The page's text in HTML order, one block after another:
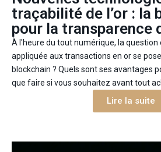
traçabilité de l’or : la
pour la transparence
À l'heure du tout numérique, la question
appliquée aux transactions en or se
blockchain ? Quels sont ses avantages
que faire si vous souhaitez avant tout
Lire la suite